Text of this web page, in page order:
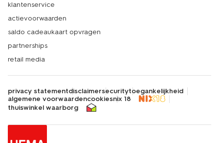
klantenservice
actievoorwaarden
saldo cadeaukaart opvragen
partnerships
retail media
privacy statementdisclaimersecuritytoegankelijkheid
algemene voorwaardencookiesnix 18
thuiswinkel waarborg